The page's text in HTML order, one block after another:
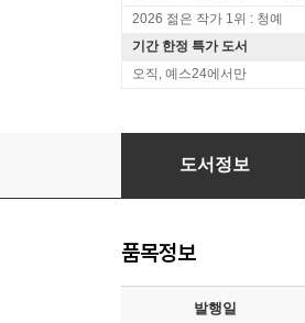
2026 젊은 작가 1위 : 청예
기간 한정 특가 도서
오직, 예스24에서만
탈구조주의, 10가지 시각
도서정보
품목정보
발행일